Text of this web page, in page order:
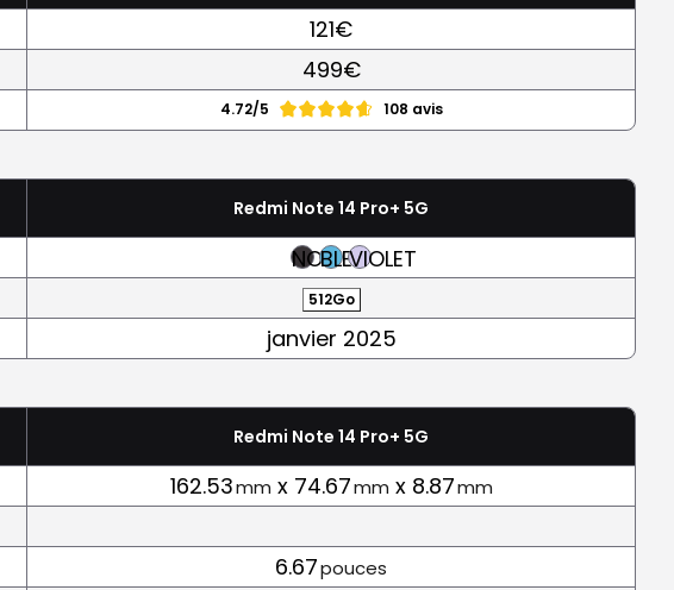
121€
499€
4.72/5 108 avis
Redmi Note 14 Pro+ 5G
NOIRBLEUVIOLET
512Go
janvier 2025
Redmi Note 14 Pro+ 5G
162.53mm x 74.67mm x 8.87mm
6.67pouces